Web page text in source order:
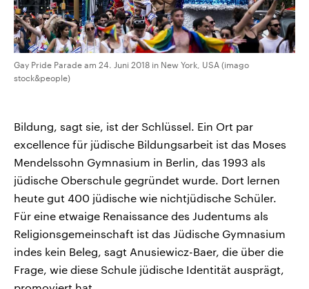
Gay Pride Parade am 24. Juni 2018 in New York, USA (imago
stock&people)
Bildung, sagt sie, ist der Schlüssel. Ein Ort par
excellence für jüdische Bildungsarbeit ist das Moses
Mendelssohn Gymnasium in Berlin, das 1993 als
jüdische Oberschule gegründet wurde. Dort lernen
heute gut 400 jüdische wie nichtjüdische Schüler.
Für eine etwaige Renaissance des Judentums als
Religionsgemeinschaft ist das Jüdische Gymnasium
indes kein Beleg, sagt Anusiewicz-Baer, die über die
Frage, wie diese Schule jüdische Identität ausprägt,